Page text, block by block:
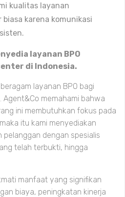
kualitas layanan
karena komunikasi
layanan BPO
di Indonesia.
layanan BPO bagi
Agent&Co memahami bahwa
ini membutuhkan fokus pada
itu kami menyediakan
pelanggan dengan spesialis
telah terbukti, hingga
manfaat yang signifikan
biaya, peningkatan kinerja